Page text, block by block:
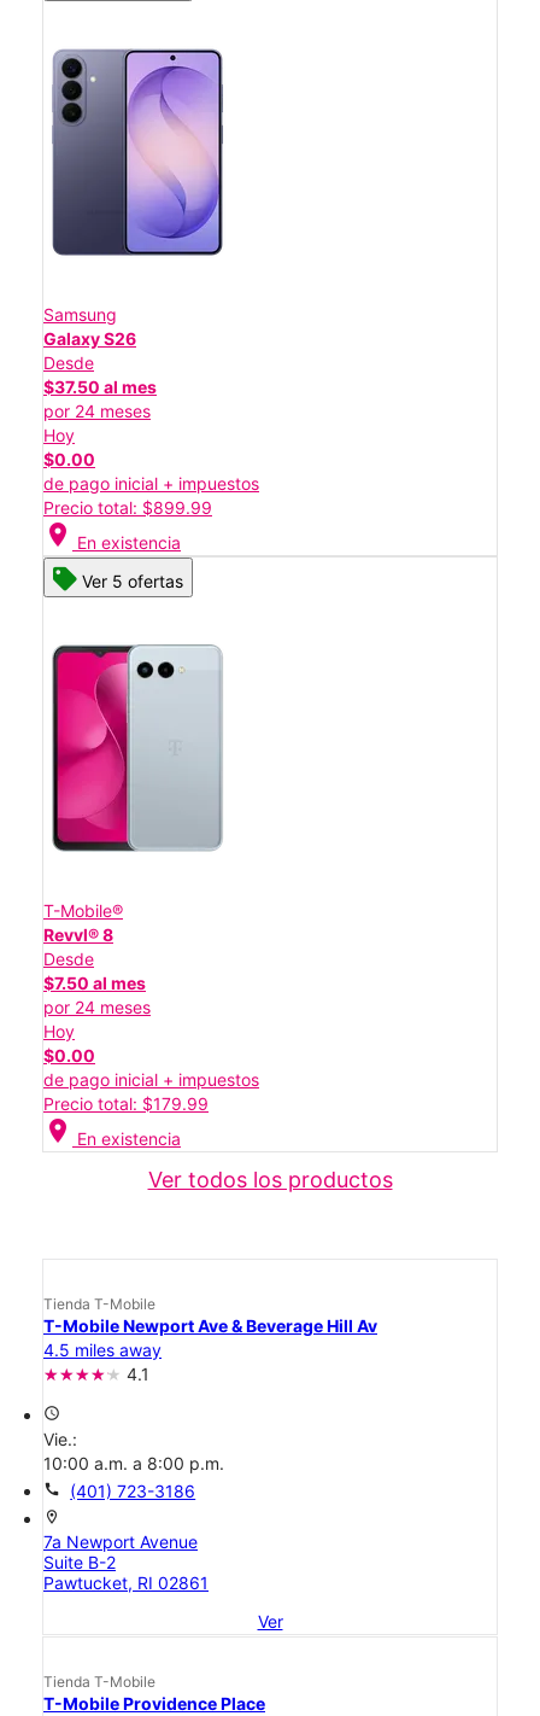
Samsung
Galaxy S26
Desde
$37.50 al mes
por 24 meses
Hoy
$0.00
de pago inicial + impuestos
Precio total: $899.99
location_on En existencia
Ver 5 ofertas
T-Mobile®
Revvl® 8
Desde
$7.50 al mes
por 24 meses
Hoy
$0.00
de pago inicial + impuestos
Precio total: $179.99
location_on En existencia
Ver todos los productos
Tienda T-Mobile
T-Mobile Newport Ave & Beverage Hill Av
4.5 miles away
4.1
access_time
Vie.:
10:00 a.m. a 8:00 p.m.
call (401) 723-3186
location_on
7a Newport Avenue
Suite B-2
Pawtucket, RI 02861
Ver
Tienda T-Mobile
T-Mobile Providence Place